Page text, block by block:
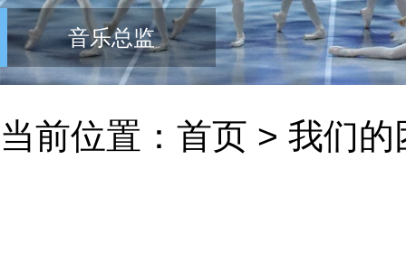
音乐总监
当前位置： 首页 > 我们的